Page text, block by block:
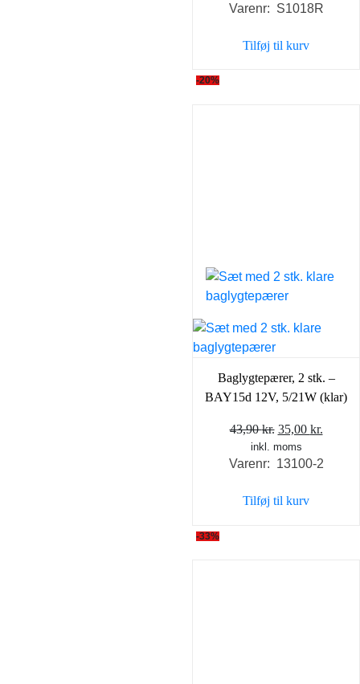
pris
149,00 kr..
Varenr: S1018R
Tilføj til kurv
-20%
Baglygtepærer, 2 stk. –
BAY15d 12V, 5/21W (klar)
43,90kr. Den
oprindelige
pris
43,90 kr..
35,00 kr.
pris
inkl. moms
Varenr: 13100-2
Tilføj til kurv
-33%